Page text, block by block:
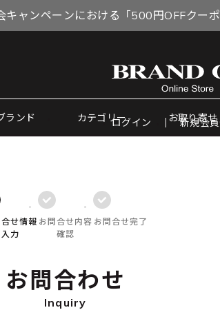
キャンペーンにおける「500円OFFクー
ランド カテゴリー お取り寄せ
ログイン 新規会
せ情報
入力
お問合せ内容
確認
お問合せ完了
お問合わせ
Inquiry